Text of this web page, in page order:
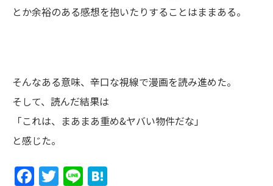
とか余裕のある感想を抱いたりすることはままある。
そんなある意味、辛口な視線で漫画を読み進めた。
そして、読んだ結果は
「これは、まあまあ重め&ヤバい物件だな」
と感じた。
Facebook
Twitter
Line